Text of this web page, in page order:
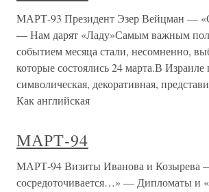
МАРТ-93 Президент Эзер Вейцман —
— Нам дарят «Ладу»Самым важным
событием месяца стали, несомненно,
которые состоялись 24 марта.В
символическая, декоративная,
Как английская
МАРТ-94
МАРТ-94 Визиты Иванова и Козырева
сосредоточивается…» — Дипломаты и